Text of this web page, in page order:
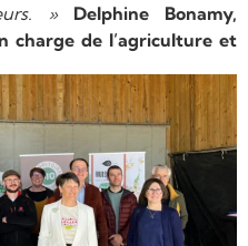
» Delphine Bonamy,
charge de l’agriculture et